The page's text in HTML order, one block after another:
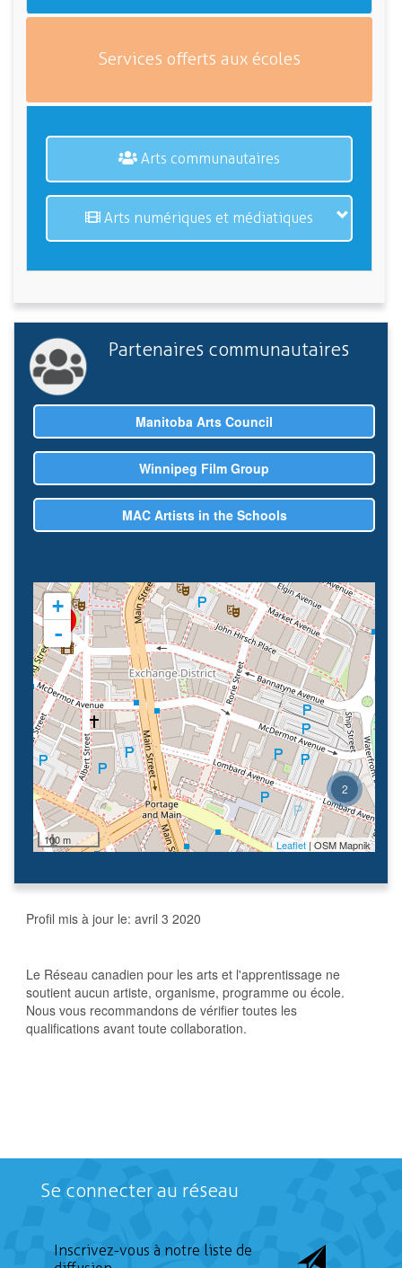
Services offerts aux écoles
Arts communautaires
Arts numériques et médiatiques
Partenaires communautaires
Manitoba Arts Council
Winnipeg Film Group
MAC Artists in the Schools
2
+
-
100 m Leaflet | OSM Mapnik
Profil mis à jour le: avril 3 2020
Le Réseau canadien pour les arts et l'apprentissage ne
soutient aucun artiste, organisme, programme ou école.
Nous vous recommandons de vérifier toutes les
qualifications avant toute collaboration.
Se connecter au réseau
Inscrivez-vous à notre liste de